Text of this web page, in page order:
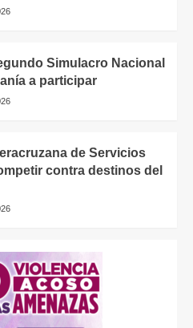
Simulacro Nacional
a participar
de Servicios
contra destinos del